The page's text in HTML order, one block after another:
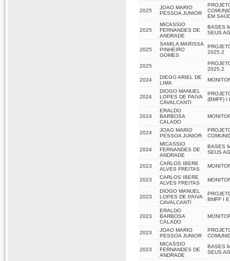
2025
JOAO MARIO
PESSOA JUNIOR
EM
2025
MICASSIO
FERNANDES DE
ANDRADE
BASES
SEUS
2025
SAMILA MARISSA
PINHEIRO
GOMES
2025.2
2025
2025.2
2024
DIEGO ARIEL DE
LIMA
2024
DIOGO MANUEL
LOPES DE PAIVA
CAVALCANTI
(BMFF) I
2024
ERALDO
BARBOSA
CALADO
2024
JOAO MARIO
PESSOA JUNIOR
2024
MICASSIO
FERNANDES DE
ANDRADE
BASES
SEUS
2023
CARLOS IBERE
ALVES FREITAS
2023
CARLOS IBERE
ALVES FREITAS
2023
DIOGO MANUEL
LOPES DE PAIVA
CAVALCANTI
BMFF I
2023
ERALDO
BARBOSA
CALADO
2023
JOAO MARIO
PESSOA JUNIOR
2023
MICASSIO
FERNANDES DE
ANDRADE
BASES
SEUS